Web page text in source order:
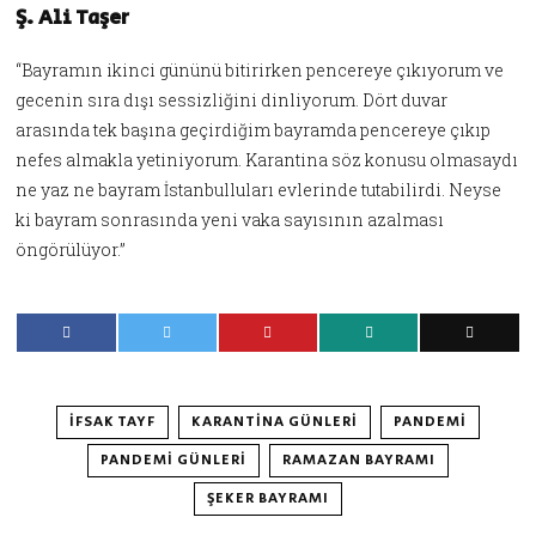
Ş. Ali Taşer
“Bayramın ikinci gününü bitirirken pencereye çıkıyorum ve
gecenin sıra dışı sessizliğini dinliyorum. Dört duvar
arasında tek başına geçirdiğim bayramda pencereye çıkıp
nefes almakla yetiniyorum. Karantina söz konusu olmasaydı
ne yaz ne bayram İstanbulluları evlerinde tutabilirdi. Neyse
ki bayram sonrasında yeni vaka sayısının azalması
öngörülüyor.”
İFSAK TAYF KARANTINA GÜNLERI
PANDEMI
PANDEMI GÜNLERI
RAMAZAN BAYRAMI
ŞEKER BAYRAMI